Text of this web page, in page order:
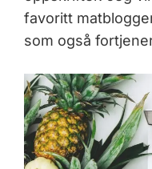
favoritt
som også